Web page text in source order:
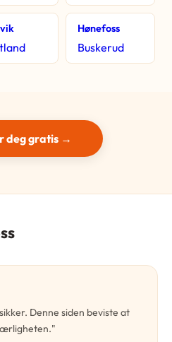
Hønefoss
Buskerud
deg gratis →
Denne siden beviste at